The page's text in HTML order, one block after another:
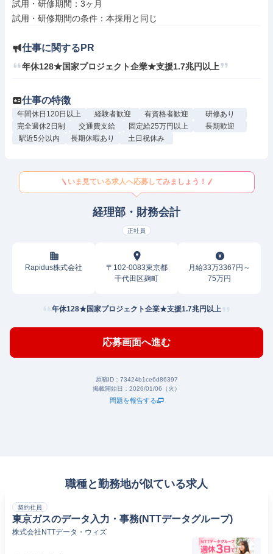
試用・研修期間：3ヶ月
仕事に関するPR
年休128★国家プロジェクト企業★支援1.7兆円以上
仕事の特徴
年間休日120日以上 経験者歓迎 有資格者歓迎
研修あり
完全週休2日制
交通費支給 固定給25万円以上
長期歓迎
駅近5分以内
長期休暇あり 土日祝休み
いま見ている求人へ応募してみましょう！
経理部・財務会計
正社員
Rapidus株式会社
〒102-0083東京都
千代田区麹町
月給33万3367円～
75万円
年休128★国家プロジェクト企業★支援1.7兆円以上
応募画面へ進む
原稿ID： 73424b1ce6d86397
掲載開始日： 2026/01/06（火）
問題を報告する
職種と勤務地が似ている求人
契約社員
東京ガスのデータ入力・事務(NTTデータグループ)
株式会社NTTデータ・ウィズ